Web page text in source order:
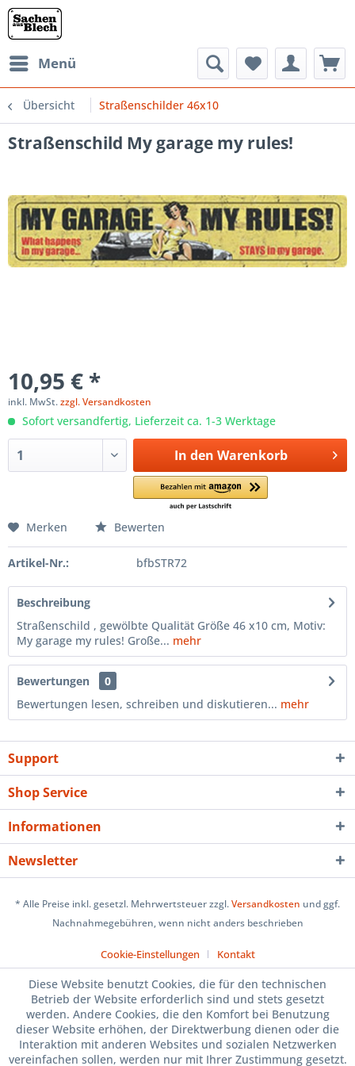
Menü
Übersicht Straßenschilder 46x10
Straßenschild My garage my rules!
10,95 € *
inkl. MwSt.zzgl. Versandkosten
Sofort versandfertig, Lieferzeit ca. 1-3 Werktage
In den Warenkorb
Merken Bewerten
Artikel-Nr.: bfbSTR72
Beschreibung
Straßenschild , gewölbte Qualität Größe 46 x10 cm, Motiv:
My garage my rules! Große... mehr
Bewertungen
0
Bewertungen lesen, schreiben und diskutieren... mehr
Support
Shop Service
Informationen
Newsletter
* Alle Preise inkl. gesetzl. Mehrwertsteuer zzgl.Versandkosten und ggf.
Nachnahmegebühren, wenn nicht anders beschrieben
Cookie-Einstellungen Kontakt
Diese Website benutzt Cookies, die für den technischen
Betrieb der Website erforderlich sind und stets gesetzt
werden. Andere Cookies, die den Komfort bei Benutzung
dieser Website erhöhen, der Direktwerbung dienen oder die
Interaktion mit anderen Websites und sozialen Netzwerken
vereinfachen sollen, werden nur mit Ihrer Zustimmung gesetzt.